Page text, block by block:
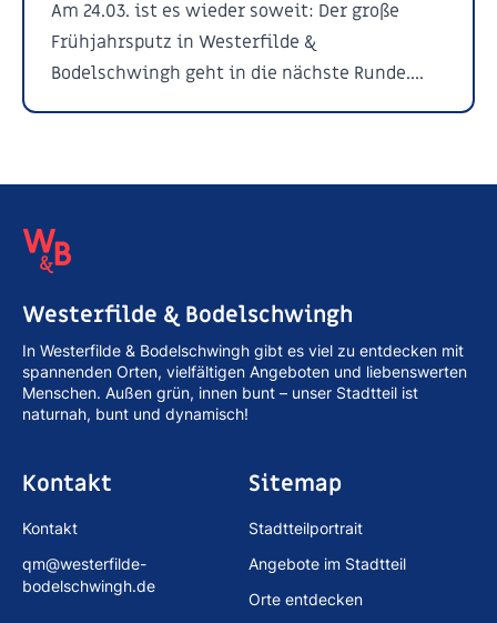
Am 24.03. ist es wieder soweit: Der große
Frühjahrsputz in Westerfilde &
Bodelschwingh geht in die nächste Runde....
Westerfilde & Bodelschwingh
In Westerfilde & Bodelschwingh gibt es viel zu entdecken mit
spannenden Orten, vielfältigen Angeboten und liebenswerten
Menschen. Außen grün, innen bunt – unser Stadtteil ist
naturnah, bunt und dynamisch!
Kontakt
Kontakt
qm@westerfilde-
bodelschwingh.de
Sitemap
Stadtteilportrait
Angebote im Stadtteil
Orte entdecken